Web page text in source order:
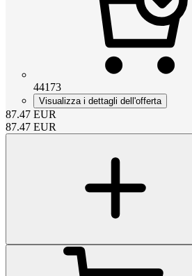
44173
Visualizza i dettagli dell'offerta
87.47 EUR
87.47 EUR